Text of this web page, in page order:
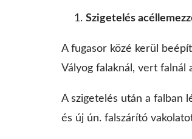
Szigetelés
A fugasor közé kerül
Vályog falaknál, vert falnál
A szigetelés után a falban
és új ún. falszárító